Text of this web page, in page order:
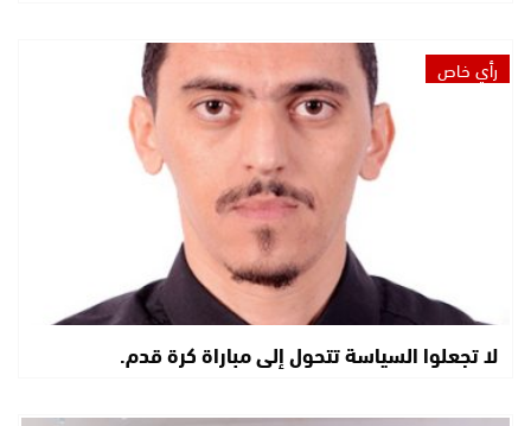
رأي خاص
لا تجعلوا السياسة تتحول إلى مباراة كرة قدم.